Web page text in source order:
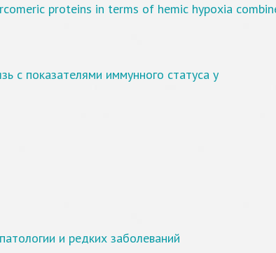
proteins in terms of hemic hypoxia
с показателями иммунного статуса у
и редких заболеваний